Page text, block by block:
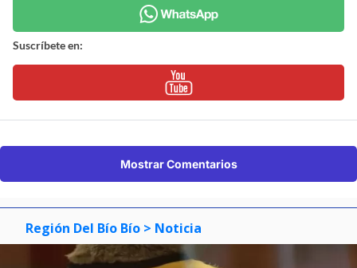
Suscríbete en:
Mostrar Comentarios
Región Del Bío Bío > Noticia